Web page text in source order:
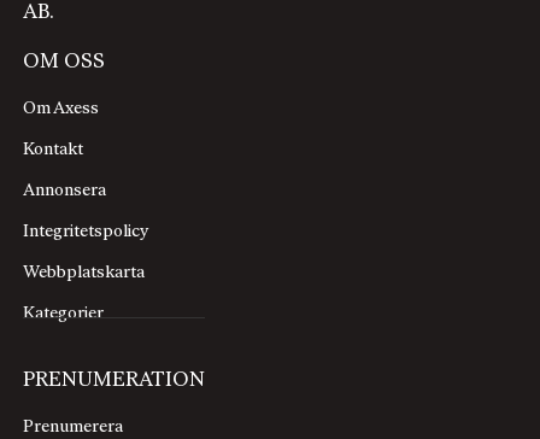
AB.
OM OSS
Om Axess
Kontakt
Annonsera
Integritetspolicy
Webbplatskarta
Kategorier
PRENUMERATION
Prenumerera